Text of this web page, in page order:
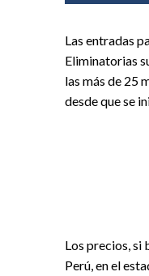
Las entradas
Eliminatorias
las más de 25
desde que se
Los precios, si
Perú, en el